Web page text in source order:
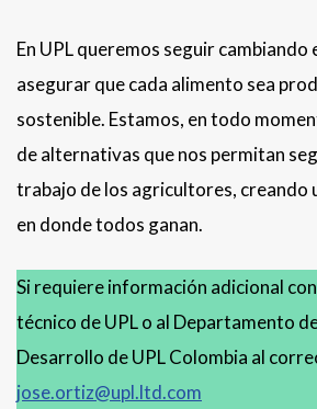
En UPL queremos seguir cambiando
asegurar que cada alimento sea
sostenible. Estamos, en todo
de alternativas que nos permitan
trabajo de los agricultores, creando
en donde todos ganan.
Si requiere información adicional
técnico de UPL o al Departamento
Desarrollo de UPL Colombia al
jose.ortiz@upl.ltd.com